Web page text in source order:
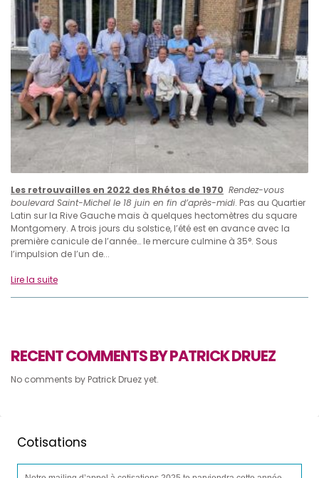
Les retrouvailles en 2022 des Rhétos de 1970 Rendez-vous
boulevard Saint-Michel le 18 juin en fin d’après-midi. Pas au Quartier
Latin sur la Rive Gauche mais à quelques hectomètres du square
Montgomery. A trois jours du solstice, l’été est en avance avec la
première canicule de l’année… le mercure culmine à 35°. Sous
l’impulsion de l’un de...
Lire la suite
RECENT COMMENTS BY PATRICK DRUEZ
No comments by Patrick Druez yet.
Cotisations